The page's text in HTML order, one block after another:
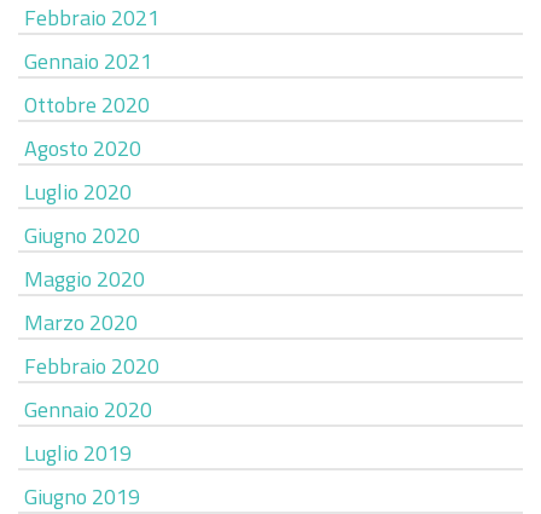
Febbraio 2021
Gennaio 2021
Ottobre 2020
Agosto 2020
Luglio 2020
Giugno 2020
Maggio 2020
Marzo 2020
Febbraio 2020
Gennaio 2020
Luglio 2019
Giugno 2019